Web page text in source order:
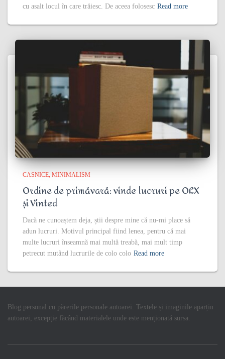
cu asalt locul în care trăiesc. De aceea folosesc Read more
CASNICE MINIMALISM
Ordine de primăvară: vinde lucruri pe OLX
și Vinted
Dacă ne cunoaștem deja, știi despre mine că nu-mi place să
adun lucruri. Motivul principal fiind lenea, pentru că mai
multe lucruri înseamnă mai multă treabă, mai mult timp
petrecut mutând lucrurile de colo colo Read more
Blog personal cu părerile personale autoarei. Textele și imaginile aparțin
autoarei, excepție făcând materialele unde este menționată sursa.